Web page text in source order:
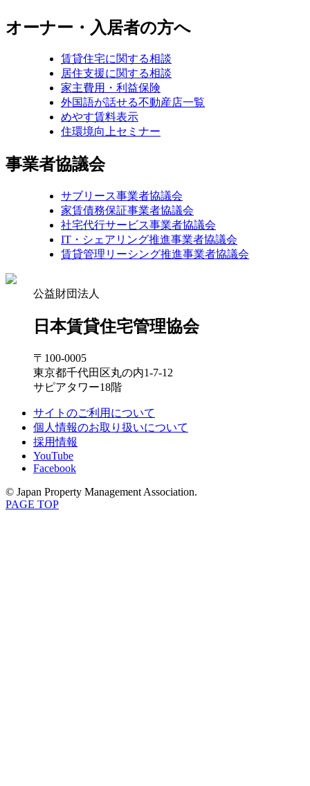
オーナー・入居者の方へ
賃貸住宅に関する相談
居住支援に関する相談
家主費用・利益保険
外国語が話せる不動産店一覧
めやす賃料表示
住環境向上セミナー
事業者協議会
サブリース事業者協議会
家賃債務保証事業者協議会
社宅代行サービス事業者協議会
IT・シェアリング推進事業者協議会
賃貸管理リーシング推進事業者協議会
公益財団法人
日本賃貸住宅管理協会
〒100-0005
東京都千代田区丸の内1-7-12
サピアタワー18階
サイトのご利用について
個人情報のお取り扱いについて
採用情報
YouTube
Facebook
© Japan Property Management Association.
PAGE TOP